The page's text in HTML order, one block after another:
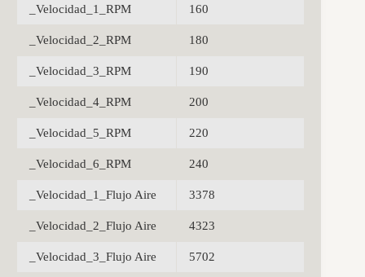
_Velocidad_1_RPM 160
_Velocidad_2_RPM 180
_Velocidad_3_RPM 190
_Velocidad_4_RPM 200
_Velocidad_5_RPM 220
_Velocidad_6_RPM 240
_Velocidad_1_Flujo Aire 3378
_Velocidad_2_Flujo Aire 4323
_Velocidad_3_Flujo Aire 5702